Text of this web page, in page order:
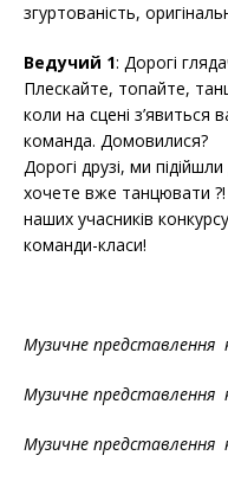
згуртованість,
Ведучий 1: Дорогі
Плескайте, топайте,
коли на сцені з’явиться
команда. Домовилися?
Дорогі друзі, ми
хочете вже танцювати
наших учасників
команди-класи!
Музичне представлення
Музичне представлення
Музичне представлення